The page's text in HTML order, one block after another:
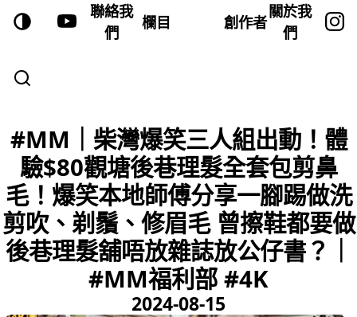
聯絡我
們
欄目 創作者
關於我
們
#MM｜柴灣爆笑三人組出動！體
驗$80觀塘後巷理髮全套包剪鼻
毛！爆笑本地師傅分享一腳踢做洗
剪吹、剃鬚、修眉毛 曾擦鞋都要做
後巷理髮舖唔放雜誌放公仔書？｜
#MM福利部 #4K
2024-08-15